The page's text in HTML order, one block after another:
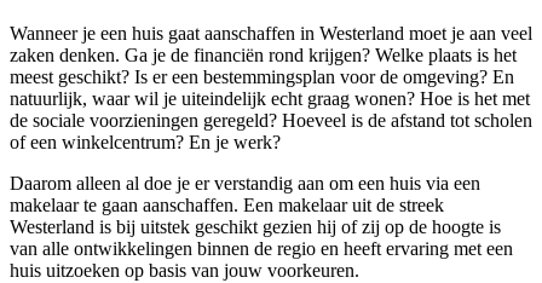
Wanneer je een huis gaat aanschaffen in Westerland moet je aan veel
zaken denken. Ga je de financiën rond krijgen? Welke plaats is het
meest geschikt? Is er een bestemmingsplan voor de omgeving? En
natuurlijk, waar wil je uiteindelijk echt graag wonen? Hoe is het met
de sociale voorzieningen geregeld? Hoeveel is de afstand tot scholen
of een winkelcentrum? En je werk?
Daarom alleen al doe je er verstandig aan om een huis via een
makelaar te gaan aanschaffen. Een makelaar uit de streek
Westerland is bij uitstek geschikt gezien hij of zij op de hoogte is
van alle ontwikkelingen binnen de regio en heeft ervaring met een
huis uitzoeken op basis van jouw voorkeuren.